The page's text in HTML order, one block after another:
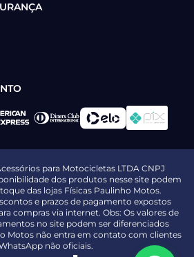
para Motocicletas LTDA CNPJ
dos produtos nesse site podem
das lojas Físicas Paulinho Motos.
e prazos de pagamento expostos
compras via internet. Obs: Os valores de
no site podem ser diferenciados
Motos não entra em contato com clientes
não oficiais.